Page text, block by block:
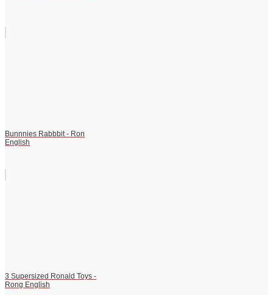
Bunnnies Rabbbit - Ron
English
3 Supersized Ronald Toys -
Rong English